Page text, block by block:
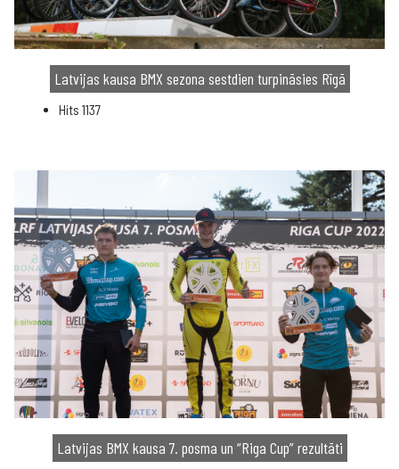
Latvijas kausa BMX sezona sestdien turpināsies Rīgā
Hits 1137
Latvijas BMX kausa 7. posma un “Riga Cup” rezultāti